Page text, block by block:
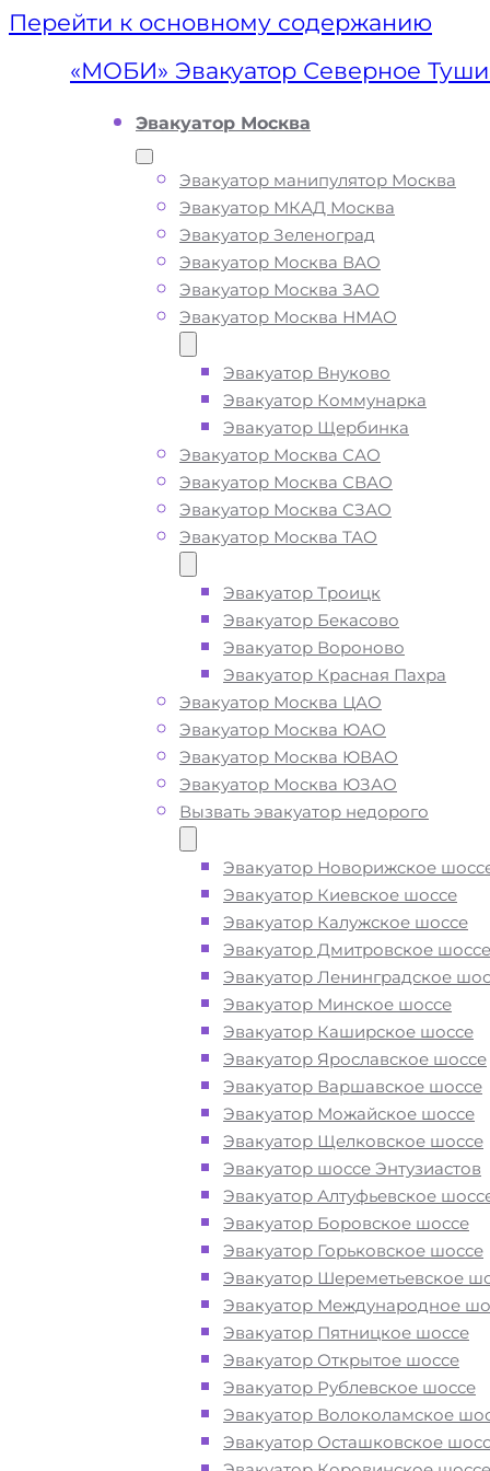
Перейти к основному содержанию
«МОБИ» Эвакуатор Северное
Эвакуатор Москва
Эвакуатор манипулятор Москва
Эвакуатор МКАД Москва
Эвакуатор Зеленоград
Эвакуатор Москва ВАО
Эвакуатор Москва ЗАО
Эвакуатор Москва НМАО
Эвакуатор Внуково
Эвакуатор Коммунарка
Эвакуатор Щербинка
Эвакуатор Москва САО
Эвакуатор Москва СВАО
Эвакуатор Москва СЗАО
Эвакуатор Москва ТАО
Эвакуатор Троицк
Эвакуатор Бекасово
Эвакуатор Вороново
Эвакуатор Красная Пахра
Эвакуатор Москва ЦАО
Эвакуатор Москва ЮАО
Эвакуатор Москва ЮВАО
Эвакуатор Москва ЮЗАО
Вызвать эвакуатор недорого
Эвакуатор Новорижское
Эвакуатор Киевское шоссе
Эвакуатор Калужское шоссе
Эвакуатор Дмитровское шоссе
Эвакуатор Ленинградское
Эвакуатор Минское шоссе
Эвакуатор Каширское шоссе
Эвакуатор Ярославское шоссе
Эвакуатор Варшавское шоссе
Эвакуатор Можайское шоссе
Эвакуатор Щелковское шоссе
Эвакуатор шоссе Энтузиастов
Эвакуатор Алтуфьевское
Эвакуатор Боровское шоссе
Эвакуатор Горьковское шоссе
Эвакуатор Шереметьевское
Эвакуатор Международное
Эвакуатор Пятницкое шоссе
Эвакуатор Открытое шоссе
Эвакуатор Рублевское шоссе
Эвакуатор Волоколамское
Эвакуатор Осташковское
Эвакуатор
Северное
Вызвать эвакуатор в
районе Северное
Москва недорого
Эвакуатор Северное Тушино
приедем быстро, при срочном
подача ближайшего эвакуатора в
Северное Тушино Москва
за 15 минут
Погрузим бережно- в наличии всё
оборудование для эвакуации и
перевозки автомобиля по району
Северное Тушино в СЗАО при
или после ДТП
Перевезём аккуратно- за рулем
автоэвакуаторов только водители
профессионалы
Цена известна при заказе услуги
Северное Тушино
доступная стоимость услуг без
Круглосуточная поддержка-
службы эвакуации в районе
Тушино Москва осуществляется 24